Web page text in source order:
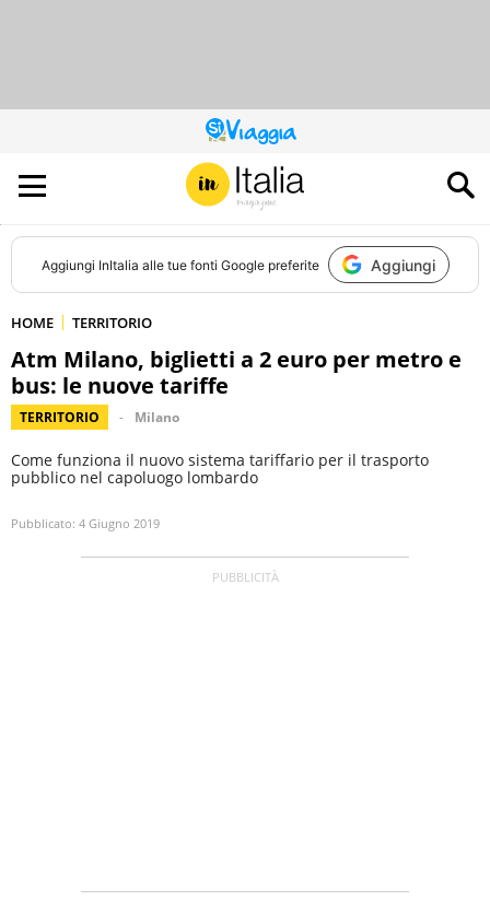
QUESTO
SITO
CONTRIBUISCE
ALL’AUDIENCE
DI
Aggiungi InItalia alle tue fonti Google preferite Aggiungi
HOME TERRITORIO
Atm Milano, biglietti a 2 euro per metro e
bus: le nuove tariffe
TERRITORIO Milano
Come funziona il nuovo sistema tariffario per il trasporto
pubblico nel capoluogo lombardo
Pubblicato: 4 Giugno 2019